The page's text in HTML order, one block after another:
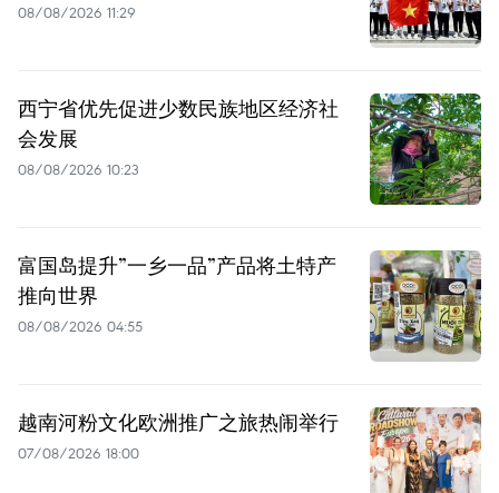
08/08/2026 11:29
西宁省优先促进少数民族地区经济社
会发展
08/08/2026 10:23
富国岛提升”一乡一品”产品将土特产
推向世界
08/08/2026 04:55
越南河粉文化欧洲推广之旅热闹举行
07/08/2026 18:00